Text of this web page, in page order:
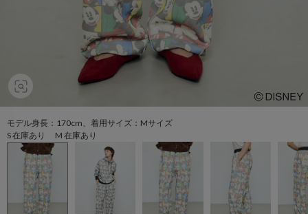
モデル身長：170cm、着用サイズ：Mサイズ
S 在庫あり M 在庫あり